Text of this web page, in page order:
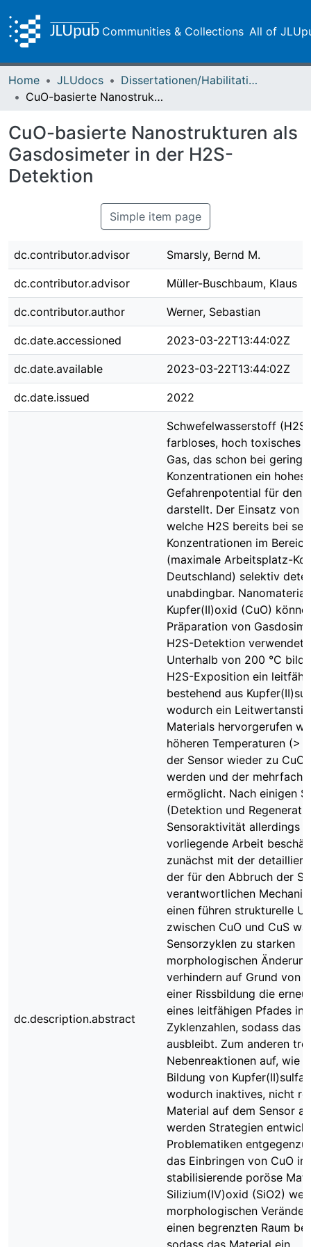
Communities & Collections All of
Home JLUdocs
Dissertationen/Habilitationen
CuO-basierte Nanostrukturen als Gasdosimeter in der H2S-Detektion
CuO-basierte Nanostrukturen als
Gasdosimeter in der H2S-
Detektion
Simple item page
dc.contributor.advisor Smarsly, Bernd M.
dc.contributor.advisor Müller-Buschbaum, Klaus
dc.contributor.author Werner, Sebastian
dc.date.accessioned 2023-03-22T13:44:02Z
dc.date.available 2023-03-22T13:44:02Z
dc.date.issued 2022
dc.description.abstract
Schwefelwasserstoff
farbloses, hoch toxisches
Gas, das schon bei
Konzentrationen ein hohes
Gefahrenpotential für den
darstellt. Der Einsatz von
welche H2S bereits bei
Konzentrationen im
(maximale Arbeitsplatz-
Deutschland) selektiv
unabdingbar.
Kupfer(II)oxid (CuO)
Präparation von
H2S-Detektion verwendet
Unterhalb von 200 °C
H2S-Exposition ein
bestehend aus
wodurch ein
Materials hervorgerufen
höheren Temperaturen (>
der Sensor wieder zu CuO
werden und der
ermöglicht. Nach einigen
(Detektion und
Sensoraktivität allerdings
vorliegende Arbeit
zunächst mit der
der für den Abbruch der
verantwortlichen
einen führen strukturelle
zwischen CuO und CuS
Sensorzyklen zu starken
morphologischen
verhindern auf Grund von
einer Rissbildung die
eines leitfähigen Pfades in
Zyklenzahlen, sodass das
ausbleibt. Zum anderen
Nebenreaktionen auf, wie
Bildung von
wodurch inaktives, nicht
Material auf dem Sensor
werden Strategien
Problematiken
das Einbringen von CuO in
stabilisierende poröse
Silizium(IV)oxid (SiO2)
morphologischen
einen begrenzten Raum
sodass das Material ein